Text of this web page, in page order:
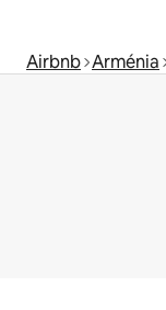
Airbnb Arménia